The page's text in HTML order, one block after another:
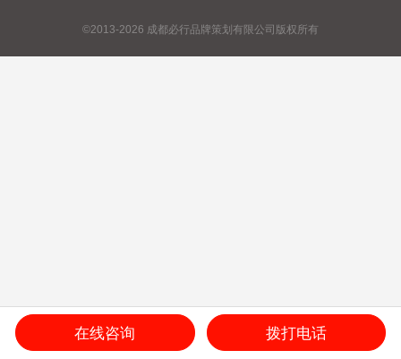
©2013-2026 成都必行品牌策划有限公司版权所有
在线咨询 拨打电话